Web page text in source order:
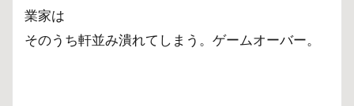
業家は
そのうち軒並み潰れてしまう。ゲームオーバー。